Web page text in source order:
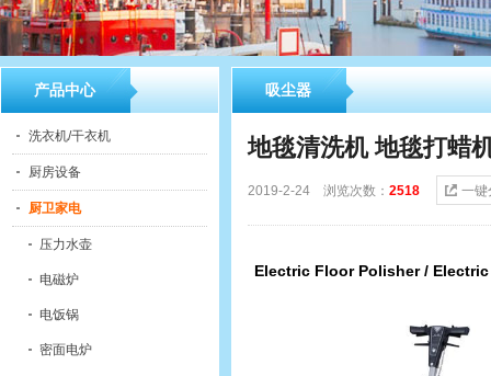
产品中心
洗衣机/干衣机
厨房设备
厨卫家电
压力水壶
电磁炉
电饭锅
密面电炉
吸尘器
地毯清洗机 地毯打蜡
2019-2-24 浏览次数：2518 一键
Electric Floor Polisher /